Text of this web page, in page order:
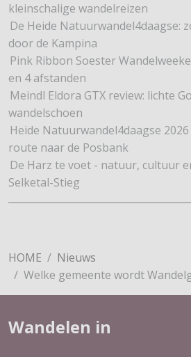
kleinschalige wandelreizen
De Heide Natuurwandel4daagse:
door de Kampina
Pink Ribbon Soester
en 4 afstanden
Meindl Eldora GTX review: lichte
wandelschoen
Heide Natuurwandel4daagse
route naar de Posbank
De Harz te voet - natuur, cultuur
Selketal-Stieg
HOME
Nieuws
Welke gemeente wordt
Wandelen in